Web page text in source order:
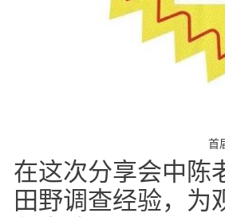
首
在这次分享会中陈
田野调查经验，为